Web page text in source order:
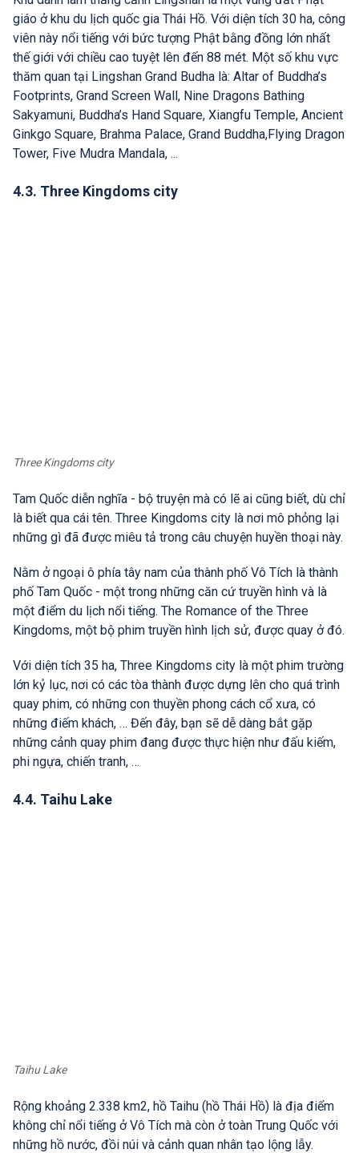
giáo ở khu du lịch quốc gia Thái Hồ. Với diện tích 30 ha, công
viên này nổi tiếng với bức tượng Phật bằng đồng lớn nhất
thế giới với chiều cao tuyệt lên đến 88 mét. Một số khu vực
thăm quan tại Lingshan Grand Budha là: Altar of Buddha’s
Footprints, Grand Screen Wall, Nine Dragons Bathing
Sakyamuni, Buddha’s Hand Square, Xiangfu Temple, Ancient
Ginkgo Square, Brahma Palace, Grand Buddha,Flying Dragon
Tower, Five Mudra Mandala, ...
4.3. Three Kingdoms city
Three Kingdoms city
Tam Quốc diễn nghĩa - bộ truyện mà có lẽ ai cũng biết, dù chỉ
là biết qua cái tên. Three Kingdoms city là nơi mô phỏng lại
những gì đã được miêu tả trong câu chuyện huyền thoại này.
Nằm ở ngoại ô phía tây nam của thành phố Vô Tích là thành
phố Tam Quốc - một trong những căn cứ truyền hình và là
một điểm du lịch nổi tiếng. The Romance of the Three
Kingdoms, một bộ phim truyền hình lịch sử, được quay ở đó.
Với diện tích 35 ha, Three Kingdoms city là một phim trường
lớn kỷ lục, nơi có các tòa thành được dựng lên cho quá trình
quay phim, có những con thuyền phong cách cổ xưa, có
những điếm khách, … Đến đây, bạn sẽ dễ dàng bắt gặp
những cảnh quay phim đang được thực hiện như đấu kiếm,
phi ngựa, chiến tranh, …
4.4. Taihu Lake
Taihu Lake
Rộng khoảng 2.338 km2, hồ Taihu (hồ Thái Hồ) là địa điểm
không chỉ nổi tiếng ở Vô Tích mà còn ở toàn Trung Quốc với
những hồ nước, đồi núi và cảnh quan nhân tạo lộng lẫy.